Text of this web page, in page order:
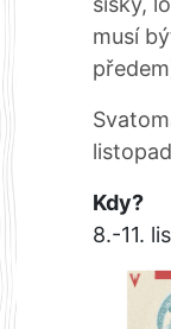
musí
Kdy?
8.-11.